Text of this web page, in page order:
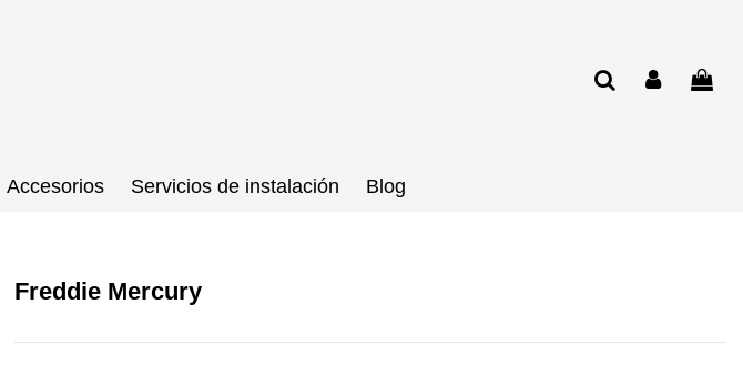
Accesorios Servicios de instalación Blog
Freddie Mercury